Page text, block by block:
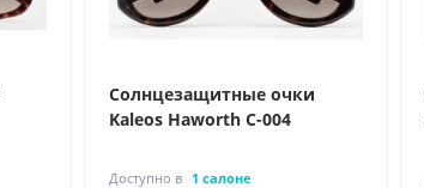
Солнцезащитные очки
Kaleos Haworth C-004
Доступно в 1 салоне